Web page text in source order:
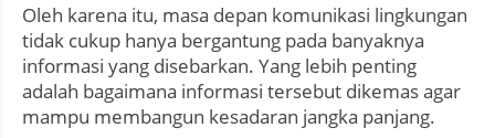
Oleh karena itu, masa depan komunikasi lingkungan
tidak cukup hanya bergantung pada banyaknya
informasi yang disebarkan. Yang lebih penting
adalah bagaimana informasi tersebut dikemas agar
mampu membangun kesadaran jangka panjang.